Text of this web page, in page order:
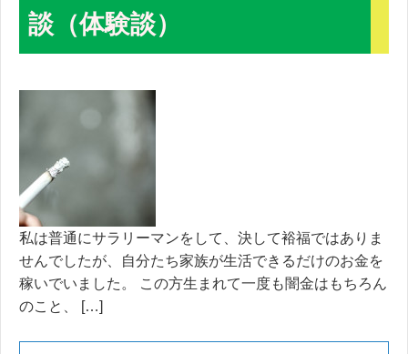
談（体験談）
私は普通にサラリーマンをして、決して裕福ではありま
せんでしたが、自分たち家族が生活できるだけのお金を
稼いでいました。 この方生まれて一度も闇金はもちろん
のこと、 […]